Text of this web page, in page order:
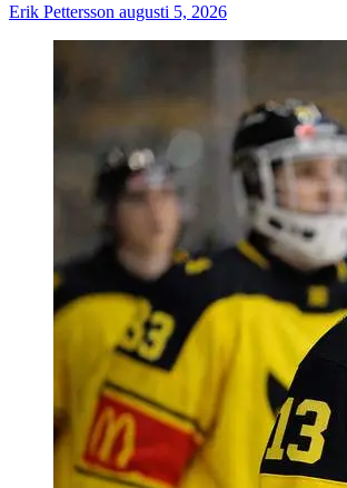
Erik Pettersson augusti 5, 2026